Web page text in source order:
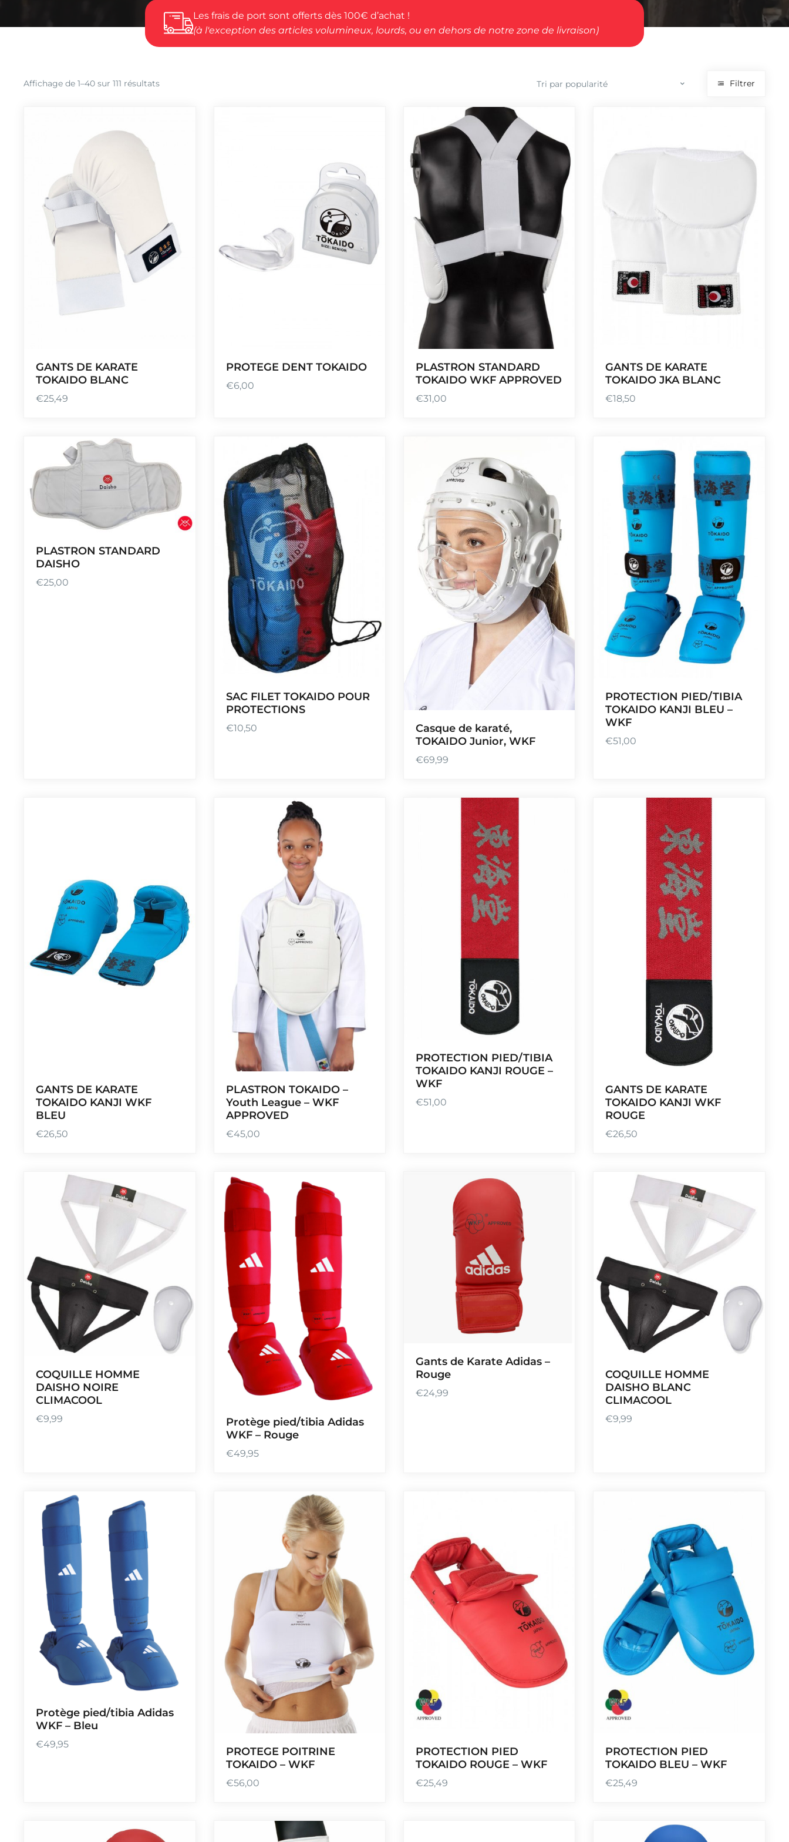
Les frais de port sont offerts dès 100€ d’achat !
(à l'exception des articles volumineux, lourds, ou en dehors de notre zone de livraison)
Affichage de 1–40 sur 111 résultatsTrié
Filtrer
GANTS DE KARATE
TOKAIDO BLANC
€25,49
PROTEGE DENT TOKAIDO
€6,00
PLASTRON STANDARD
TOKAIDO WKF APPROVED
€31,00
GANTS DE KARATE
TOKAIDO JKA BLANC
€18,50
PLASTRON STANDARD
DAISHO
€25,00
SAC FILET TOKAIDO POUR
PROTECTIONS
€10,50
Casque de karaté,
TOKAIDO Junior, WKF
€69,99
PROTECTION PIED/TIBIA
TOKAIDO KANJI BLEU –
WKF
€51,00
GANTS DE KARATE
TOKAIDO KANJI WKF
BLEU
€26,50
PLASTRON TOKAIDO –
Youth League – WKF
APPROVED
€45,00
PROTECTION PIED/TIBIA
TOKAIDO KANJI ROUGE –
WKF
€51,00
GANTS DE KARATE
TOKAIDO KANJI WKF
ROUGE
€26,50
COQUILLE HOMME
DAISHO NOIRE
CLIMACOOL
€9,99
Protège pied/tibia Adidas
WKF – Rouge
€49,95
Gants de Karate Adidas –
Rouge
€24,99
COQUILLE HOMME
DAISHO BLANC
CLIMACOOL
€9,99
Protège pied/tibia Adidas
WKF – Bleu
€49,95
PROTEGE POITRINE
TOKAIDO – WKF
€56,00
PROTECTION PIED
TOKAIDO ROUGE – WKF
€25,49
PROTECTION PIED
TOKAIDO BLEU – WKF
€25,49